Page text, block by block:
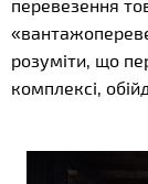
перевезення
розуміти, що
комплексі,